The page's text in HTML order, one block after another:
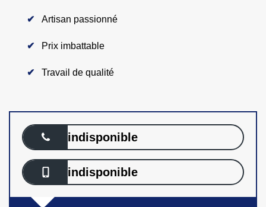
Artisan passionné
Prix imbattable
Travail de qualité
indisponible
indisponible